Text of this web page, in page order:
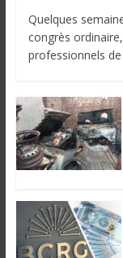
Quelques
congrès
professionnels